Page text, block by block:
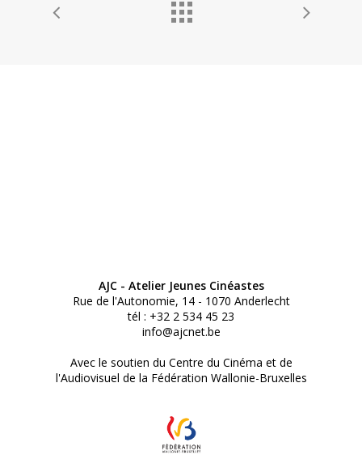
AJC - Atelier Jeunes Cinéastes
Rue de l'Autonomie, 14 - 1070 Anderlecht
tél : +32 2 534 45 23
info@ajcnet.be
Avec le soutien du Centre du Cinéma et de
l'Audiovisuel de la Fédération Wallonie-Bruxelles